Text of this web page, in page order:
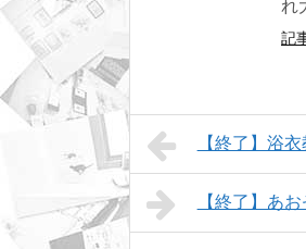
れ
記
【終了】浴
【終了】あ